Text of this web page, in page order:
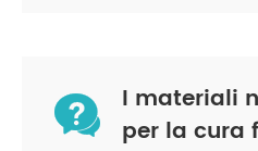

I materiali
per la cura